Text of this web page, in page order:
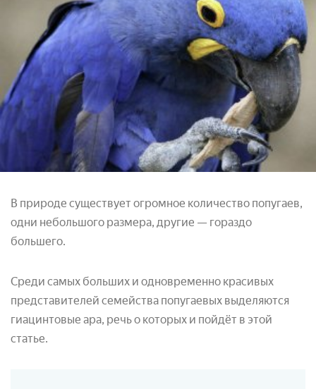
В природе существует огромное количество попугаев,
одни небольшого размера, другие — гораздо
большего.
Среди самых больших и одновременно красивых
представителей семейства попугаевых выделяются
гиацинтовые ара, речь о которых и пойдёт в этой
статье.